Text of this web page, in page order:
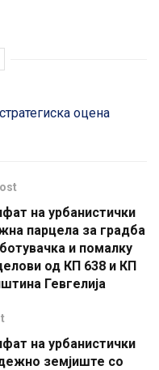
оцена
на урбанистички
парцела за градба
и помалку
од КП 638 и КП
Гевгелија
на урбанистички
земјиште со